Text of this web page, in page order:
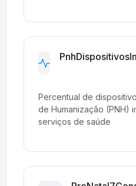
Percentual de
de Humanização (PNH)
serviços de saúde